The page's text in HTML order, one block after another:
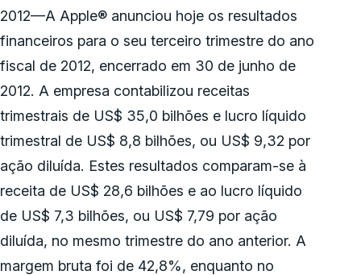
2012—A Apple® anunciou hoje os resultados
financeiros para o seu terceiro trimestre do ano
fiscal de 2012, encerrado em 30 de junho de
2012. A empresa contabilizou receitas
trimestrais de US$ 35,0 bilhões e lucro líquido
trimestral de US$ 8,8 bilhões, ou US$ 9,32 por
ação diluída. Estes resultados comparam-se à
receita de US$ 28,6 bilhões e ao lucro líquido
de US$ 7,3 bilhões, ou US$ 7,79 por ação
diluída, no mesmo trimestre do ano anterior. A
margem bruta foi de 42,8%, enquanto no